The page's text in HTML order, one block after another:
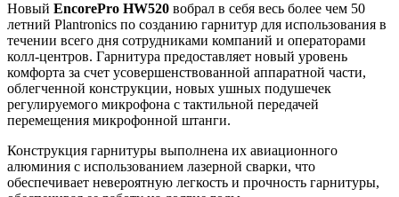
Новый EncorePro HW520 вобрал в себя весь более чем 50
летний Plantronics по созданию гарнитур для использования в
течении всего дня сотрудниками компаний и операторами
колл-центров. Гарнитура предоставляет новый уровень
комфорта за счет усовершенствованной аппаратной части,
облегченной конструкции, новых ушных подушечек
регулируемого микрофона с тактильной передачей
перемещения микрофонной штанги.
Конструкция гарнитуры выполнена их авиационного
алюминия с использованием лазерной сварки, что
обеспечивает невероятную легкость и прочность гарнитуры,